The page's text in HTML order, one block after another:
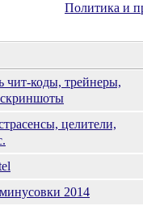
Политика и
чит-коды, трейнеры,
целители,
2014